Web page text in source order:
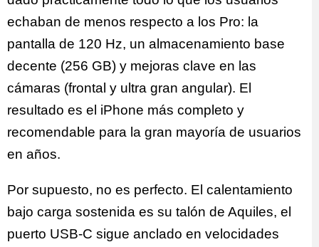
echaban de menos respecto a los Pro: la
pantalla de 120 Hz, un almacenamiento base
decente (256 GB) y mejoras clave en las
cámaras (frontal y ultra gran angular). El
resultado es el iPhone más completo y
recomendable para la gran mayoría de usuarios
en años.
Por supuesto, no es perfecto. El calentamiento
bajo carga sostenida es su talón de Aquiles, el
puerto USB-C sigue anclado en velocidades